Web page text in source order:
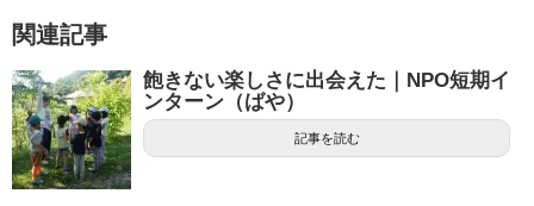
関連記事
飽きない楽しさに出会えた｜NPO短期イ
ンターン（ばや）
記事を読む